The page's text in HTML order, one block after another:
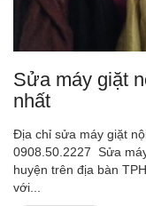
Sửa máy giặt
nhất
Địa chỉ sửa máy giặt
0908.50.2227 Sửa
huyện trên địa bàn
với...